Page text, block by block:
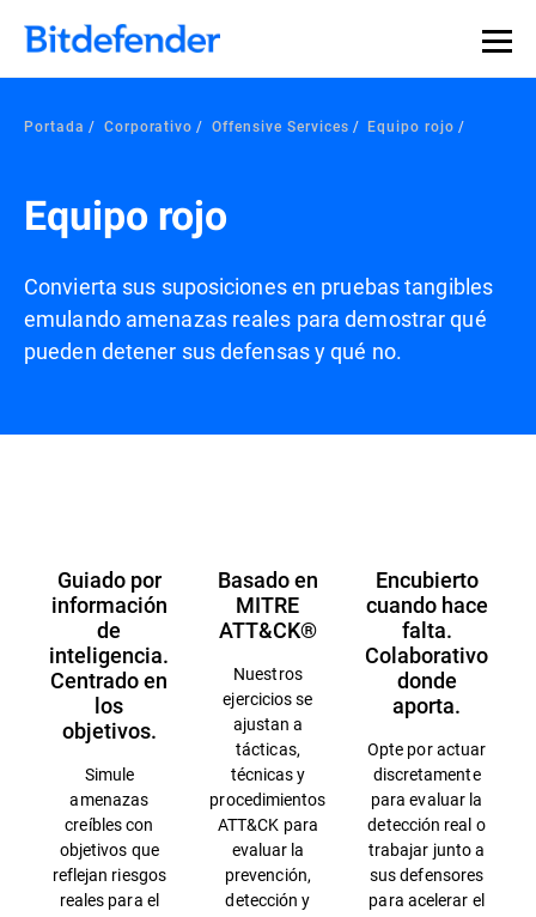
Portada Corporativo Offensive Services Equipo rojo
Equipo rojo
Convierta sus suposiciones en pruebas tangibles
emulando amenazas reales para demostrar qué
pueden detener sus defensas y qué no.
Guiado por
información
de
inteligencia.
Centrado en
los
objetivos.
Simule
amenazas
creíbles con
objetivos que
reflejan riesgos
reales para el
Basado en
MITRE
ATT&CK®
Nuestros
ejercicios se
ajustan a
tácticas,
técnicas y
procedimientos
ATT&CK para
evaluar la
prevención,
detección y
Encubierto
cuando hace
falta.
Colaborativo
donde
aporta.
Opte por actuar
discretamente
para evaluar la
detección real o
trabajar junto a
sus defensores
para acelerar el